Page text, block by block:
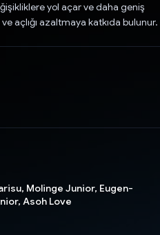
yol açar ve daha geniş
açlığı azaltmaya katkıda bulunur.
Molinge Junior, Eugen-
Asoh Love